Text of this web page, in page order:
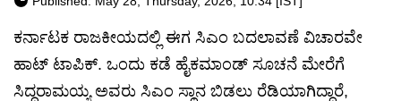
ಕರ್ನಾಟಕ ರಾಜಕೀಯದಲ್ಲಿ ಈಗ ಸಿಎಂ ಬದಲಾವಣೆ ವಿಚಾರವೇ
ಹಾಟ್ ಟಾಪಿಕ್. ಒಂದು ಕಡೆ ಹೈಕಮಾಂಡ್ ಸೂಚನೆ ಮೇರೆಗೆ
ಸಿದ್ದರಾಮಯ್ಯ ಅವರು ಸಿಎಂ ಸ್ಥಾನ ಬಿಡಲು ರೆಡಿಯಾಗಿದ್ದಾರೆ,